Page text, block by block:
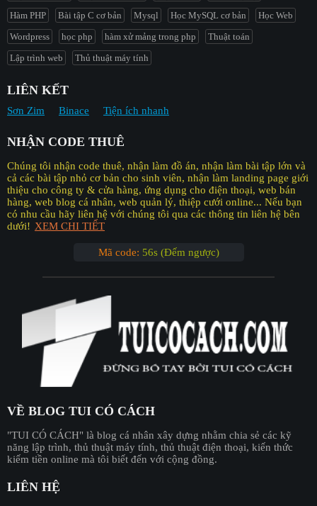
Hàm PHP
Bài tập C cơ bản Mysql Học MySQL cơ bản
Học Web
Wordpress
học php hàm xử mảng trong php
Thuật toán
Lập trình web
Thủ thuật máy tính
LIÊN KẾT
Sơn Zim Binace Tiện ích nhanh
NHẬN CODE THUÊ
Chúng tôi nhận code thuê, nhận làm đồ án, nhận làm bài tập lớn và
cả các bài tập nhỏ cơ bản cho sinh viên, nhận làm landing page giới
thiệu cho công ty & cửa hàng, ứng dụng cho điện thoại, web bán
hàng, web blog cá nhân, web quản lý, thiệp cưới online... Nếu bạn
có nhu cầu hãy liên hệ với chúng tôi qua các thông tin liên hệ bên
dưới! XEM CHI TIẾT
Mã code: 55s (Đếm ngược)
VỀ BLOG TUI CÓ CÁCH
"︎TUI CÓ CÁCH" là blog cá nhân xây dựng nhằm chia sẻ các kỹ
năng lập trình, thủ thuật máy tính, thủ thuật điện thoại, kiến thức
kiếm tiền online mà tôi biết đến với cộng đồng.
LIÊN HỆ